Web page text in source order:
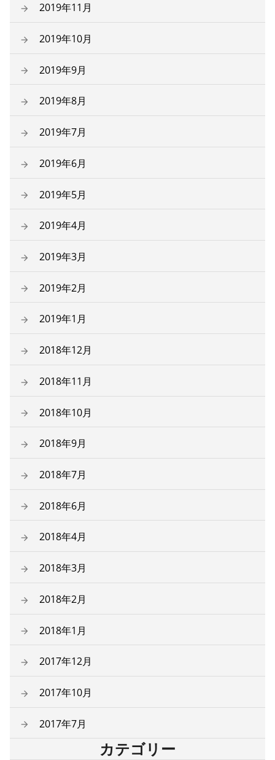
2019年11月
2019年10月
2019年9月
2019年8月
2019年7月
2019年6月
2019年5月
2019年4月
2019年3月
2019年2月
2019年1月
2018年12月
2018年11月
2018年10月
2018年9月
2018年7月
2018年6月
2018年4月
2018年3月
2018年2月
2018年1月
2017年12月
2017年10月
2017年7月
カテゴリー